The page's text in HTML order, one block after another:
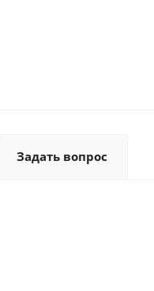
Задать вопрос